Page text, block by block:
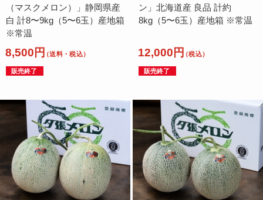
（マスクメロン）」静岡県産
白 計8〜9kg（5〜6玉）産地箱
※常温
8,500円（送料・税込）
販売終了
ン」北海道産 良品 計約
8kg（5〜6玉）産地箱 ※常温
12,000円（税込）
販売終了